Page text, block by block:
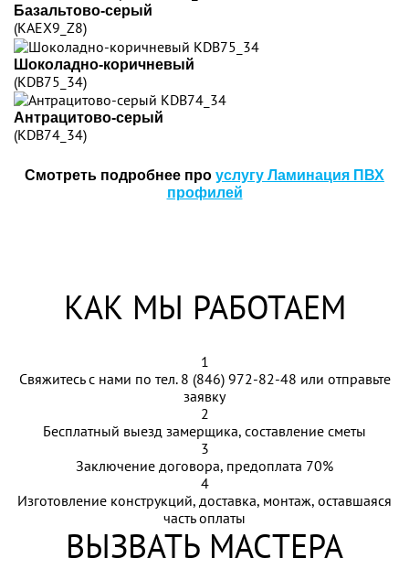
Базальтово-серый
(KAEX9_Z8)
Шоколадно-коричневый
(KDB75_34)
Антрацитово-серый
(KDB74_34)
Смотреть подробнее про услугу Ламинация ПВХ
профилей
КАК МЫ РАБОТАЕМ
1
Свяжитесь с нами по тел. 8 (846) 972-82-48 или отправьте
заявку
2
Бесплатный выезд замерщика, составление сметы
3
Заключение договора, предоплата 70%
4
Изготовление конструкций, доставка, монтаж, оставшаяся
часть оплаты
ВЫЗВАТЬ МАСТЕРА